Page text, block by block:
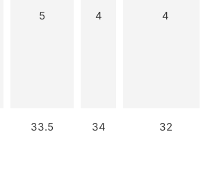
5 4 4
33.5 34 32